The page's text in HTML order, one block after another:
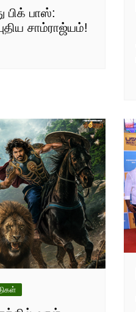
பிக் பாஸ்:
சாம்ராஜ்யம்!